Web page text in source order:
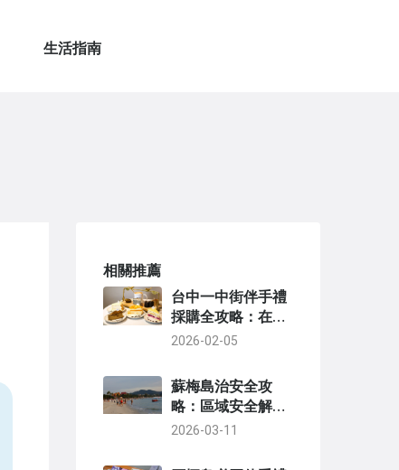
生活指南
相關推薦
台中一中街伴手禮
採購全攻略：在地
人嚴選清單與避坑
2026-02-05
蘇梅島治安全攻
略：區域安全解析
與旅行避坑守則
2026-03-11